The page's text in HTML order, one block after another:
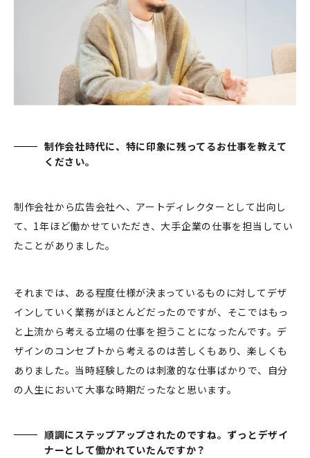
制作会社時代に、特に印象に残ってるお仕事を教えて
ください。
制作会社から広告会社へ、アートディレクターとして出向し
て、1年ほど働かせていただき、大手企業の仕事を担当してい
たことがありました。
それまでは、ある程度仕様が決まっているものに対してデザ
インしていく業務がほとんどだったのですが、そこではもっ
と上流から考える立場の仕事を担うことになったんです。デ
ザインのコンセプトから考えるのは苦しくもあり、楽しくも
ありました。当時経験したのは刺激的な仕事ばかりで、自分
の人生において大事な時期だったなと思います。
順調にステップアップされたのですね。ずっとデザイ
ナーとして働かれていたんですか？